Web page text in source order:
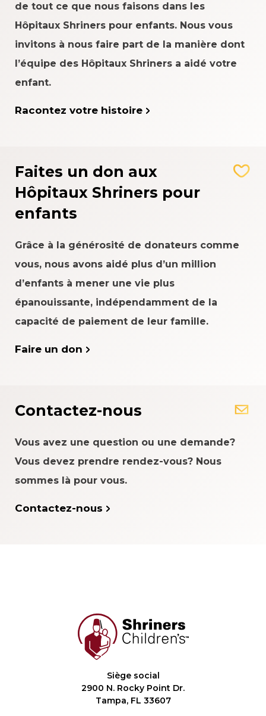
de tout ce que nous faisons dans les
Hôpitaux Shriners pour enfants. Nous vous
invitons à nous faire part de la manière dont
l’équipe des Hôpitaux Shriners a aidé votre
enfant.
Racontez votre histoire
Faites un don aux
Hôpitaux Shriners pour
enfants
Grâce à la générosité de donateurs comme
vous, nous avons aidé plus d’un million
d’enfants à mener une vie plus
épanouissante, indépendamment de la
capacité de paiement de leur famille.
Faire un don
Contactez-nous
Vous avez une question ou une demande?
Vous devez prendre rendez-vous? Nous
sommes là pour vous.
Contactez-nous
Siège social
2900 N. Rocky Point Dr.
Tampa, FL 33607